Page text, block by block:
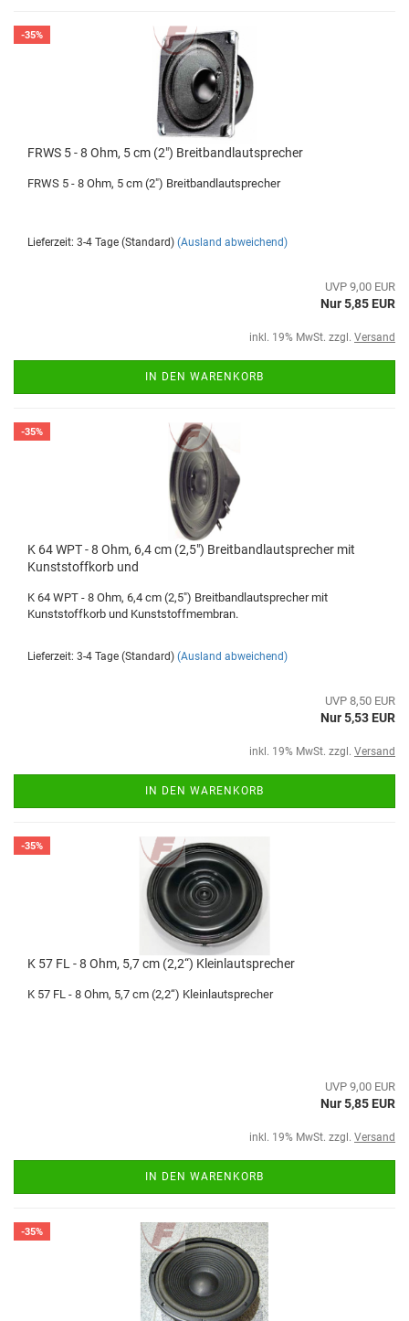
-35%
FRWS 5 - 8 Ohm, 5 cm (2") Breitbandlautsprecher
FRWS 5 - 8 Ohm, 5 cm (2") Breitbandlautsprecher
Lieferzeit: 3-4 Tage (Standard) (Ausland abweichend)
UVP 9,00 EUR
Nur 5,85 EUR
inkl. 19% MwSt. zzgl. Versand
IN DEN WARENKORB
-35%
K 64 WPT - 8 Ohm, 6,4 cm (2,5") Breitbandlautsprecher mit
Kunststoffkorb und
K 64 WPT - 8 Ohm, 6,4 cm (2,5") Breitbandlautsprecher mit
Kunststoffkorb und Kunststoffmembran.
Lieferzeit: 3-4 Tage (Standard) (Ausland abweichend)
UVP 8,50 EUR
Nur 5,53 EUR
inkl. 19% MwSt. zzgl. Versand
IN DEN WARENKORB
-35%
K 57 FL - 8 Ohm, 5,7 cm (2,2“) Kleinlautsprecher
K 57 FL - 8 Ohm, 5,7 cm (2,2“) Kleinlautsprecher
UVP 9,00 EUR
Nur 5,85 EUR
inkl. 19% MwSt. zzgl. Versand
IN DEN WARENKORB
-35%